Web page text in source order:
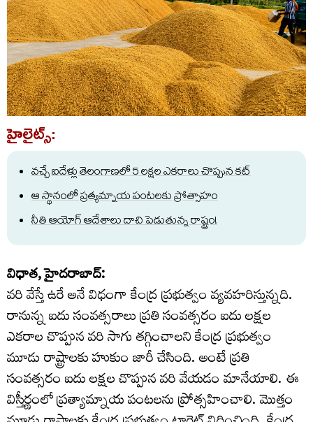
హైలైట్స్:
వచ్చే ఐదేళ్లు తెలంగాణలో 5 లక్షల ఎకరాలు చొప్పున కట్
ఆ స్థానంలో ప్రత్యమ్నాయ పంటలకు ప్రోత్సాహం
నీతి ఆయోగ్ ఆదేశాలు దాచి పెడుతున్న రాష్ట్రం!
విధాత, హైదరాబాద్:
వరి వేస్తే ఉరే అనే విధంగా కేంద్ర ప్రభుత్వం వ్యవహరిస్తున్నది.
రానున్న ఐదు సంవత్సరాలు ప్రతి సంవత్సరం ఐదు లక్షల
ఎకరాల చొప్పున వరి సాగు తగ్గించాలని కేంద్ర ప్రభుత్వం
మూడు రాష్ట్రాలకు హుకుం జారీ చేసింది. అంటే ప్రతి
సంవత్సరం ఐదు లక్షల చొప్పున వరి వేయడం మానేయాలి. ఈ
విస్తీర్ణంలో ప్రత్యామ్నాయ పంటలను ప్రోత్సహించాలి. మొత్తం